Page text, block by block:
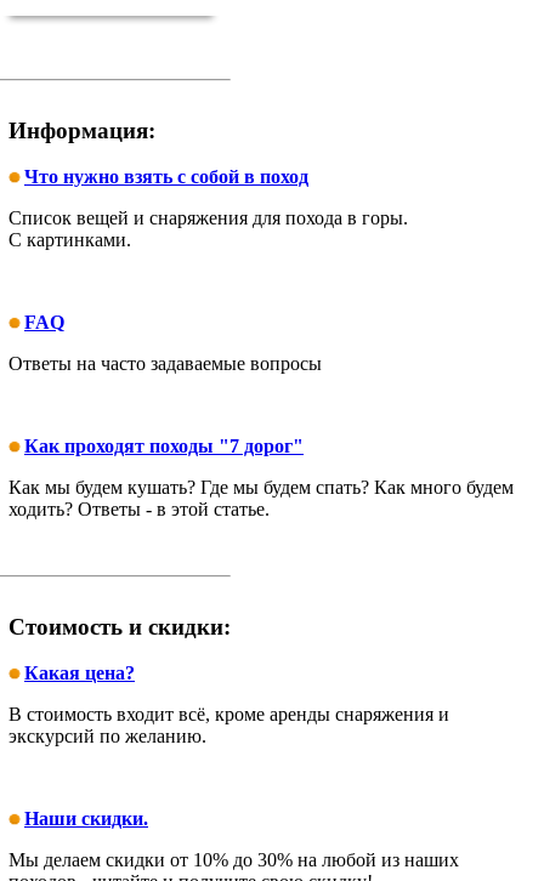
Информация:
Что нужно взять с собой в поход
Список вещей и снаряжения для похода в горы.
С картинками.
FAQ
Ответы на часто задаваемые вопросы
Как проходят походы "7 дорог"
Как мы будем кушать? Где мы будем спать? Как много будем
ходить? Ответы - в этой статье.
Стоимость и скидки:
Какая цена?
В стоимость входит всё, кроме аренды снаряжения и
экскурсий по желанию.
Наши скидки.
Мы делаем скидки от 10% до 30% на любой из наших